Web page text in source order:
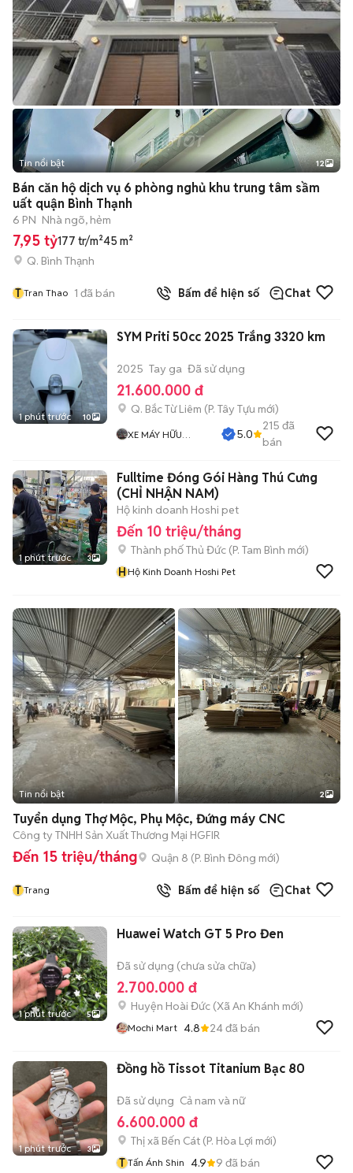
+2
Tin nổi bật 12
Bán căn hộ dịch vụ 6 phòng nghủ khu trung tâm sầm
uất quận Bình Thạnh
6 PN Nhà ngõ, hẻm
7,95 tỷ177 tr/m²45 m²
Q. Bình Thạnh
T Tran Thao 1 đã bán Bấm để hiện số Chat
1 phút trước 10
SYM Priti 50cc 2025 Trắng 3320 km
2025 Tay ga Đã sử dụng
21.600.000 đ
Q. Bắc Từ Liêm (P. Tây Tựu mới)
XE MÁY HỮU
5.0
215 đã
bán
1 phút trước 3
Fulltime Đóng Gói Hàng Thú Cưng
(CHỈ NHẬN NAM)
Hộ kinh doanh Hoshi pet
Đến 10 triệu/tháng
Thành phố Thủ Đức (P. Tam Bình mới)
HHộ Kinh Doanh Hoshi Pet
Tin nổi bật 2
Tuyển dụng Thợ Mộc, Phụ Mộc, Đứng máy CNC
Công ty TNHH Sản Xuất Thương Mại HGFIR
Đến 15 triệu/tháng Quận 8 (P. Bình Đông mới)
T Trang Bấm để hiện số Chat
1 phút trước 5
Huawei Watch GT 5 Pro Đen
Đã sử dụng (chưa sửa chữa)
2.700.000 đ
Huyện Hoài Đức (Xã An Khánh mới)
Mochi Mart 4.8 24đã bán
1 phút trước 3
Đồng hồ Tissot Titanium Bạc 80
Đã sử dụng Cả nam và nữ
6.600.000 đ
Thị xã Bến Cát (P. Hòa Lợi mới)
T Tấn Ánh Shin 4.9 9 đã bán